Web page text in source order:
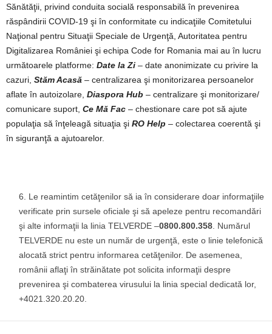
Sănătăţii, privind conduita socială responsabilă în prevenirea
răspândirii COVID-19 şi în conformitate cu indicaţiile Comitetului
Naţional pentru Situaţii Speciale de Urgenţă, Autoritatea pentru
Digitalizarea României şi echipa Code for Romania mai au în lucru
următoarele platforme: Date la Zi – date anonimizate cu privire la
cazuri, Stăm Acasă – centralizarea şi monitorizarea persoanelor
aflate în autoizolare, Diaspora Hub – centralizare şi monitorizare/
comunicare suport, Ce Mă Fac – chestionare care pot să ajute
populaţia să înţeleagă situaţia şi RO Help – colectarea coerentă şi
în siguranţă a ajutoarelor.
Le reamintim cetăţenilor să ia în considerare doar informaţiile
verificate prin sursele oficiale şi să apeleze pentru recomandări
şi alte informaţii la linia TELVERDE –0800.800.358 . Numărul
TELVERDE nu este un număr de urgenţă, este o linie telefonică
alocată strict pentru informarea cetăţenilor. De asemenea,
românii aflaţi în străinătate pot solicita informaţii despre
prevenirea şi combaterea virusului la linia special dedicată lor,
+4021.320.20.20.